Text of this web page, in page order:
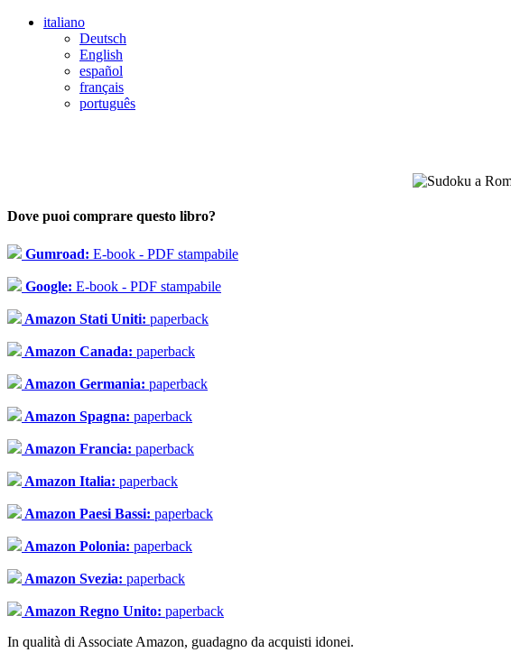
italiano
Deutsch
English
español
français
português
Dove puoi comprare questo libro?
Gumroad: E-book - PDF stampabile
Google: E-book - PDF stampabile
Amazon Stati Uniti: paperback
Amazon Canada: paperback
Amazon Germania: paperback
Amazon Spagna: paperback
Amazon Francia: paperback
Amazon Italia: paperback
Amazon Paesi Bassi: paperback
Amazon Polonia: paperback
Amazon Svezia: paperback
Amazon Regno Unito: paperback
In qualità di Associate Amazon, guadagno da acquisti idonei.